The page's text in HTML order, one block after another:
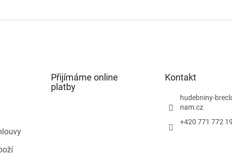
v
Přijímáme online
platby
Kontakt
hudebniny-
nam.cz
+420 771 772